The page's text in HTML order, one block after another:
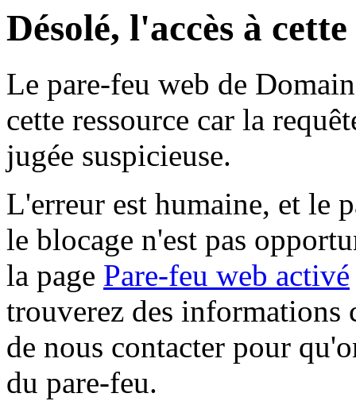
Désolé, l'accès à
Le pare-feu web de
cette ressource car la
jugée suspicieuse.
L'erreur est humaine, et le
le blocage n'est pas
la page Pare-feu web activé
trouverez des informations
de nous contacter pour
du pare-feu.